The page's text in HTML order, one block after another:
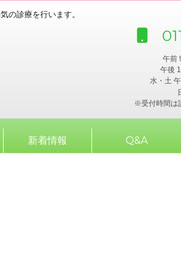
の診療を行います。
午前
午後
水・土
※受付時間は
新着情報 Q&A